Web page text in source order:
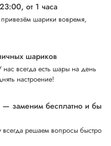
от 1 часа
шарики вовремя,
шариков
всегда есть шары на день
настроение!
— заменим бесплатно и бы
решаем вопросы быстро